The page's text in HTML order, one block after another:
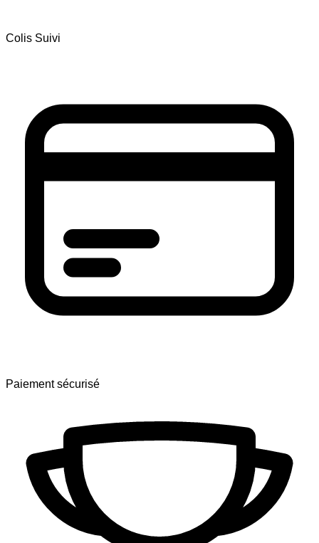
Colis Suivi
Paiement sécurisé